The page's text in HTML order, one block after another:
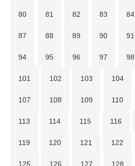
80 81 82 83 84
87 88 89 90 91
94 95 96 97 98
101 102 103 104
107 108 109 110
113 114 115 116
119 120 121 122
125 126 127 128